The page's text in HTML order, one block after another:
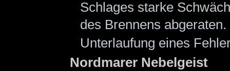
Schlages starke
des Brennens
Unterlaufung eines
Nordmarer Nebelgeist